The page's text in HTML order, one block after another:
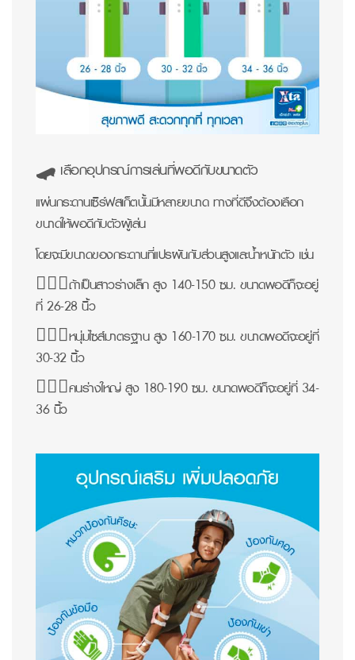
🛹 เลือกอุปกรณ์การเล่นที่พอดีกับขนาดตัว
แผ่นกระดานเซิร์ฟสเก็ตนั้นมีหลายขนาด ทางที่ดีจึงต้องเลือก
ขนาดให้พอดีกับตัวผู้เล่น
โดยจะมีขนาดของกระดานที่แปรผันกับส่วนสูงและน้ำหนักตัว เช่น
🙋🏻‍♀ถ้าเป็นสาวร่างเล็ก สูง 140-150 ซม. ขนาดพอดีก็จะอยู่
ที่ 26-28 นิ้ว
🙋🏻‍♂หนุ่มไซส์มาตรฐาน สูง 160-170 ซม. ขนาดพอดีจะอยู่ที่
30-32 นิ้ว
🙋🏻‍♂คนร่างใหญ่ สูง 180-190 ซม. ขนาดพอดีก็จะอยู่ที่ 34-
36 นิ้ว